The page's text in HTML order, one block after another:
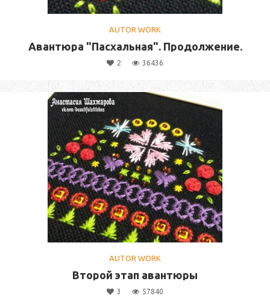
AUTOR WORK
Авантюра "Пасхальная". Продолжение.
2 36436
AUTOR WORK
Второй этап авантюры
3 57840